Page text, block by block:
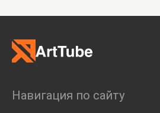
Анонс
Мастерские
Дискуссия
Пресс-конференция
Навигация по сайту